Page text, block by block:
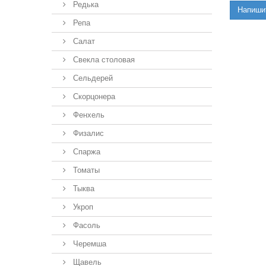
Редька
Репа
Салат
Свекла столовая
Сельдерей
Скорцонера
Фенхель
Физалис
Спаржа
Томаты
Тыква
Укроп
Фасоль
Черемша
Щавель